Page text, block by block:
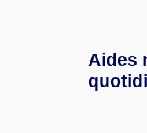
Aides